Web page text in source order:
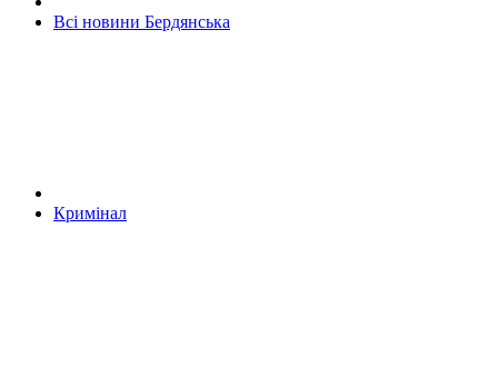
Всі новини Бердянська
Кримінал